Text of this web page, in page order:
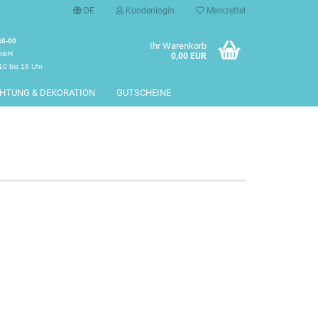
DE Kundenlogin Merkzettel
00
bis 18 Uhr
Ihr Warenkorb
0,00 EUR
& DEKORATION GUTSCHEINE